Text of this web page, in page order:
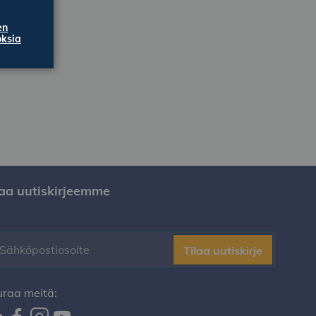
uutiskirjeemme
Tilaa uutiskirje
meitä: